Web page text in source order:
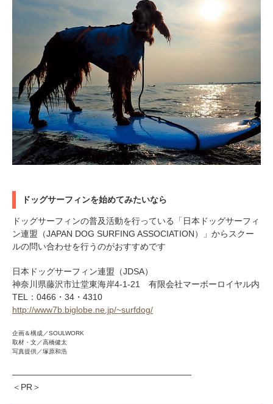
ドッグサーフィンを始めてみたいなら
ドッグサーフィンの普及活動を行っている「日本ドッグサーフィ
ン連盟（JAPAN DOG SURFING ASSOCIATION）」からスクー
ルの問い合わせを行うのがおすすめです
日本ドッグサーフィン連盟（JDSA）
神奈川県藤沢市辻堂東海岸4-1-21 有限会社マーボーロイヤル内
TEL：0466・34・4310
http://www7b.biglobe.ne.jp/~surfdog/
企画＆構成／SOULWORK
取材・文／高橋健太
写真提供／塚原和浩
―――――――――――――――――――――
＜PR＞